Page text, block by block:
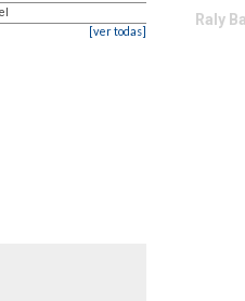
[ver todas]
Raly